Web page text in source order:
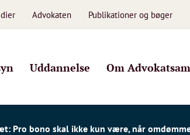
Advokaten Publikationer og bøger
Uddannelse Om
Pro bono skal ikke kun være, når